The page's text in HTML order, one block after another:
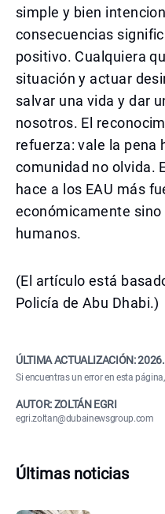
simple y bien
consecuencias
positivo. Cualquiera
situación y actuar
salvar una vida y dar
nosotros. El
refuerza: vale la pena
comunidad no olvida.
hace a los EAU más
económicamente
humanos.
(El artículo está
Policía de Abu Dhabi.)
ÚLTIMA ACTUALIZACIÓN:
Si encuentras un error en esta
AUTOR: ZOLTÁN EGRI
egri.zoltan@dubainewsgroup.com
Últimas noticias